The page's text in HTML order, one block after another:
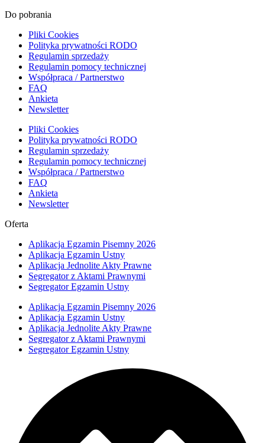
Do pobrania
Pliki Cookies
Polityka prywatności RODO
Regulamin sprzedaży
Regulamin pomocy technicznej
Współpraca / Partnerstwo
FAQ
Ankieta
Newsletter
Pliki Cookies
Polityka prywatności RODO
Regulamin sprzedaży
Regulamin pomocy technicznej
Współpraca / Partnerstwo
FAQ
Ankieta
Newsletter
Oferta
Aplikacja Egzamin Pisemny 2026
Aplikacja Egzamin Ustny
Aplikacja Jednolite Akty Prawne
Segregator z Aktami Prawnymi
Segregator Egzamin Ustny
Aplikacja Egzamin Pisemny 2026
Aplikacja Egzamin Ustny
Aplikacja Jednolite Akty Prawne
Segregator z Aktami Prawnymi
Segregator Egzamin Ustny